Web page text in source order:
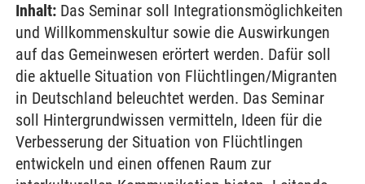
Inhalt: Das Seminar soll Integrationsmöglichkeiten
und Willkommenskultur sowie die Auswirkungen
auf das Gemeinwesen erörtert werden. Dafür soll
die aktuelle Situation von Flüchtlingen/Migranten
in Deutschland beleuchtet werden. Das Seminar
soll Hintergrundwissen vermitteln, Ideen für die
Verbesserung der Situation von Flüchtlingen
entwickeln und einen offenen Raum zur